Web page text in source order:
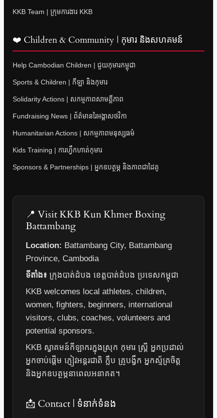
KKB Team | ក្រុមការងារ KKB
❤️ Children & Community | កុមារ និងសហគមន៍
Help Cambodian Children | ជួយកុមារកម្ពុជា
Sports & Children | កីឡា និងកុមារ
Solidarity Actions | សកម្មភាពសាមគ្គីភាព
Fundraising News | ព័ត៌មានរៃអង្គាសថវិកា
Humanitarian Actions | សកម្មភាពមនុស្សធម៌
Kids Training | ការហ្វឹកហាត់កុមារ
Sponsors & Partnerships | អ្នកឧបត្ថម្ភ និងភាពជាដៃគូ
📍 Visit KKB Kun Khmer Boxing
Battambang
Location: Battambang City, Battambang
Province, Cambodia
ទីតាំង៖ ក្រុងបាត់ដំបង ខេត្តបាត់ដំបង ប្រទេសកម្ពុជា
KKB welcomes local athletes, children,
women, fighters, beginners, international
visitors, clubs, coaches, volunteers and
potential sponsors.
KKB ស្វាគមន៍កីឡាករក្នុងស្រុក កុមារ ស្ត្រី អ្នកប្រដាល់
អ្នកចាប់ផ្តើម ភ្ញៀវអន្តរជាតិ ក្លឹប គ្រូបង្វឹក អ្នកស្ម័គ្រចិត្ត
និងអ្នកឧបត្ថម្ភនាពេលអនាគត។
📩 Contact | ទំនាក់ទំនង